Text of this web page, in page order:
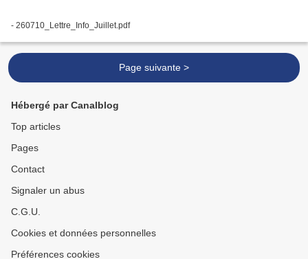
- 260710_Lettre_Info_Juillet.pdf
Page suivante >
Hébergé par Canalblog
Top articles
Pages
Contact
Signaler un abus
C.G.U.
Cookies et données personnelles
Préférences cookies